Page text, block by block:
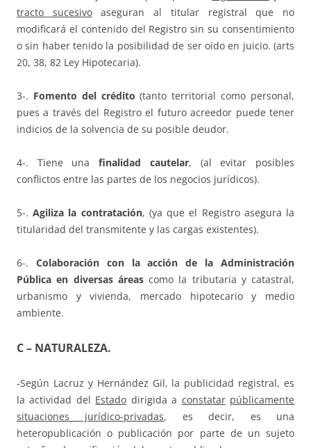
tracto sucesivoaseguran al titular registral que no
modificará el contenido del Registro sin su consentimiento
o sin haber tenido la posibilidad de ser oído en juicio. (arts
20, 38, 82 Ley Hipotecaria).
3-. Fomento del crédito (tanto territorial como personal,
pues a través del Registro el futuro acreedor puede tener
indicios de la solvencia de su posible deudor.
4-. Tiene unafinalidad cautelar, (al evitar posibles
conflictos entre las partes de los negocios jurídicos).
5-.Agiliza la contratación, (ya que el Registro asegura la
titularidad del transmitente y las cargas existentes).
6-. Colaboración con la acción de la Administración
Pública en diversas áreascomo la tributaria y catastral,
urbanismo y vivienda, mercado hipotecario y medio
ambiente.
C – NATURALEZA.
-Según Lacruz y Hernández Gil, la publicidad registral, es
la actividad del Estado dirigida a constatar públicamente
situaciones jurídico-privadas, es decir, es una
heteropublicación o publicación por parte de un sujeto